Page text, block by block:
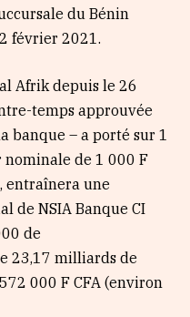
du Bénin
février 2021.
Afrik depuis le 26
temps approuvée
banque – a porté sur 1
nominale de 1 000 F
entraînera une
de NSIA Banque CI
de
23,17 milliards de
000 F CFA (environ